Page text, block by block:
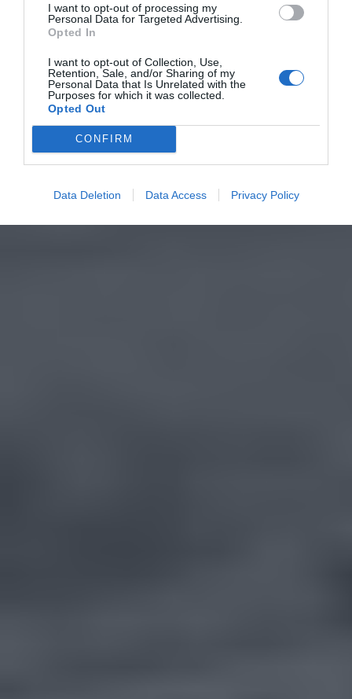
I want to opt-out of processing my
Personal Data for Targeted Advertising.
Opted In
I want to opt-out of Collection, Use,
Retention, Sale, and/or Sharing of my
Personal Data that Is Unrelated with the
Purposes for which it was collected.
Opted Out
CONFIRM
Data Deletion Data Access Privacy Policy